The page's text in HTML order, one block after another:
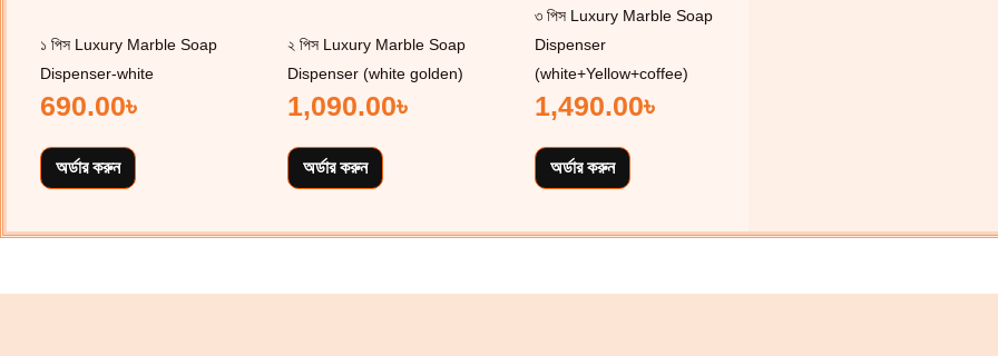
১ পিস Luxury Marble Soap
Dispenser-white
690.00৳
অর্ডার করুন
২ পিস Luxury Marble Soap
Dispenser (white golden)
1,090.00৳
অর্ডার করুন
৩ পিস Luxury Marble Soap
Dispenser
(white+Yellow+coffee)
1,490.00৳
অর্ডার করুন